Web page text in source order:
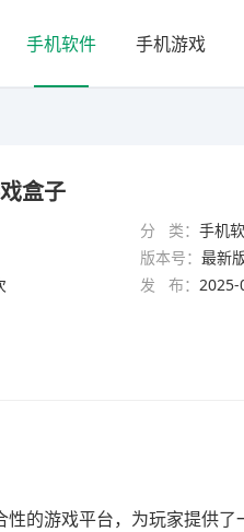
手机软件 手机游戏
盒子
分 类： 手机
版本号： 最新
发 布： 2025-
的游戏平台，为玩家提供